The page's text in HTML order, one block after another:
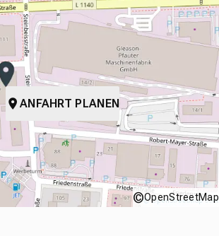
ANFAHRT PLANEN
©OpenStreetMap